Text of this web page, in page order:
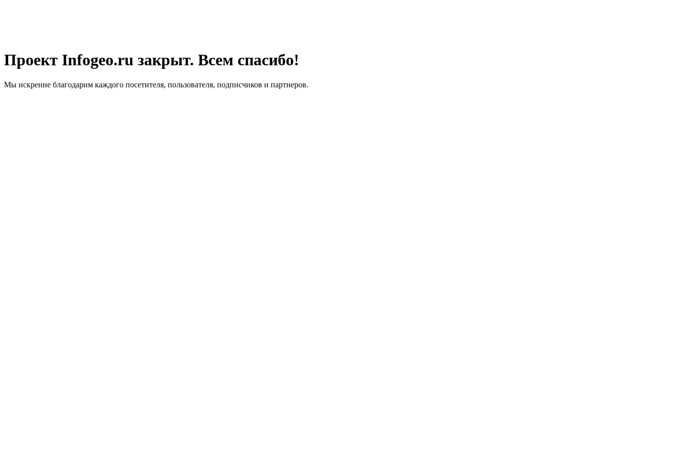
Проект Infogeo.ru закрыт. Всем спасибо!
Мы искренне благодарим каждого посетителя, пользователя, подписчиков и партнеров.